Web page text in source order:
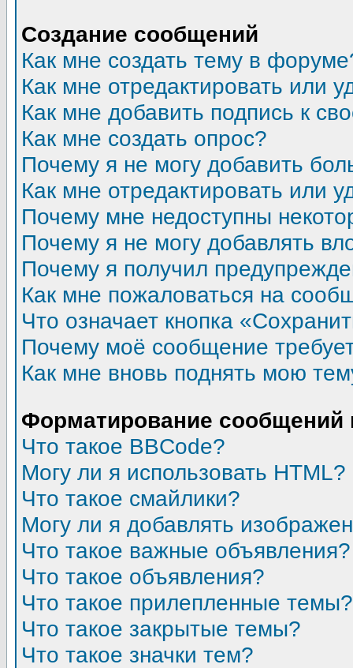
Создание сообщений
Как мне создать тему в
Как мне отредактировать или
Как мне добавить подпись к
Как мне создать опрос?
Почему я не могу добавить
Как мне отредактировать или
Почему мне недоступны
Почему я не могу добавлять
Почему я получил
Как мне пожаловаться на
Что означает кнопка
Почему моё сообщение
Как мне вновь поднять мою
Форматирование
Что такое BBCode?
Могу ли я использовать HTML?
Что такое смайлики?
Могу ли я добавлять
Что такое важные объявления?
Что такое объявления?
Что такое прилепленные темы?
Что такое закрытые темы?
Что такое значки тем?